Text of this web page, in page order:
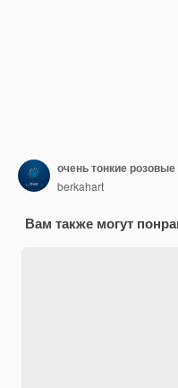
berkahart
Вам также могут